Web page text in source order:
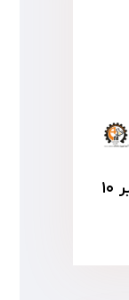
آب مقطرگیری یکبار تقطیر ۱۰